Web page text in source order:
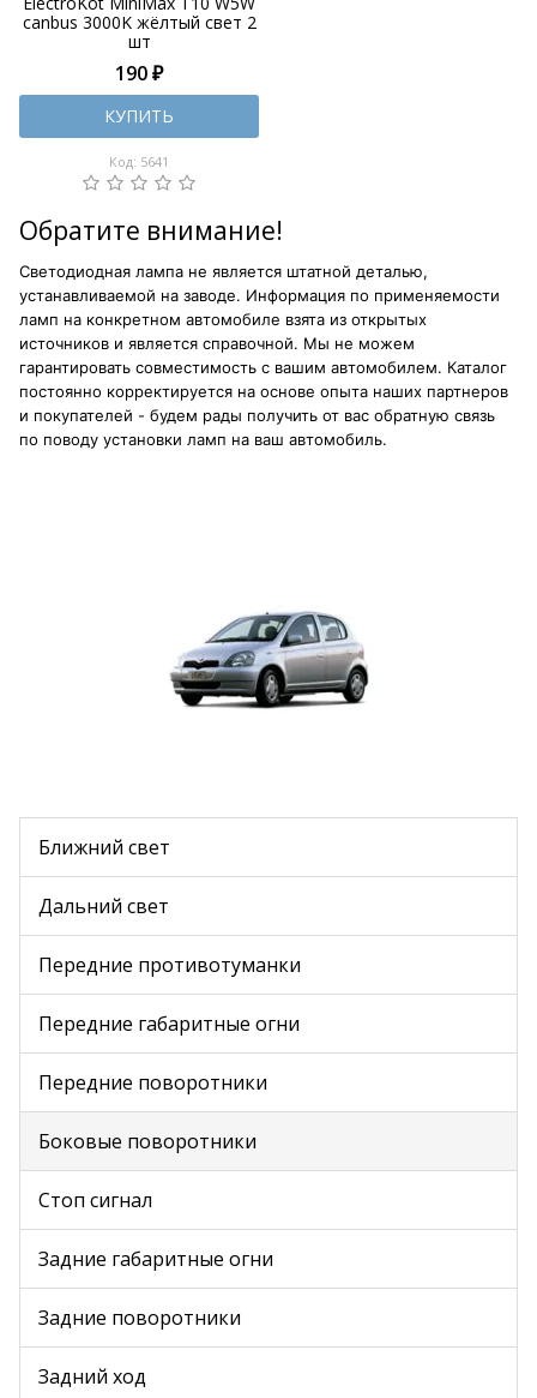
canbus 3000K жёлтый свет 2
шт
190 ₽
КУПИТЬ
Код: 5641
Обратите внимание!
Светодиодная лампа не является штатной деталью,
устанавливаемой на заводе. Информация по применяемости
ламп на конкретном автомобиле взята из открытых
источников и является справочной. Мы не можем
гарантировать совместимость с вашим автомобилем. Каталог
постоянно корректируется на основе опыта наших партнеров
и покупателей - будем рады получить от вас обратную связь
по поводу установки ламп на ваш автомобиль.
Ближний свет
Дальний свет
Передние противотуманки
Передние габаритные огни
Передние поворотники
Боковые поворотники
Стоп сигнал
Задние габаритные огни
Задние поворотники
Задний ход